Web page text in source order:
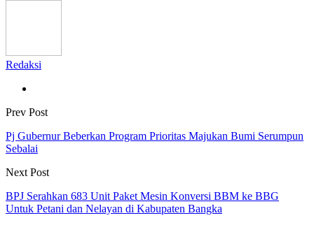
Redaksi
Prev Post
Pj Gubernur Beberkan Program Prioritas Majukan Bumi Serumpun
Sebalai
Next Post
BPJ Serahkan 683 Unit Paket Mesin Konversi BBM ke BBG
Untuk Petani dan Nelayan di Kabupaten Bangka